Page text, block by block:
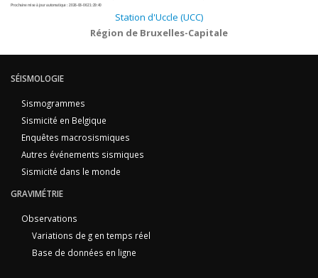
Prochaine mise à jour automatique :2026-08-06 21:29:40
Station d'Uccle (UCC)
Région de Bruxelles-Capitale
SÉISMOLOGIE
Sismogrammes
Sismicité en Belgique
Enquêtes macrosismiques
Autres événements sismiques
Sismicité dans le monde
GRAVIMÉTRIE
Observations
Variations de g en temps réel
Base de données en ligne